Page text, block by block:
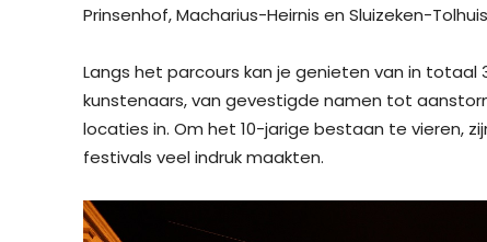
Prinsenhof, Macharius-Heirnis en Sluizeken-
Langs het parcours kan je genieten van in totaal
kunstenaars, van gevestigde namen tot
locaties in. Om het 10-jarige bestaan te vieren,
festivals veel indruk maakten.